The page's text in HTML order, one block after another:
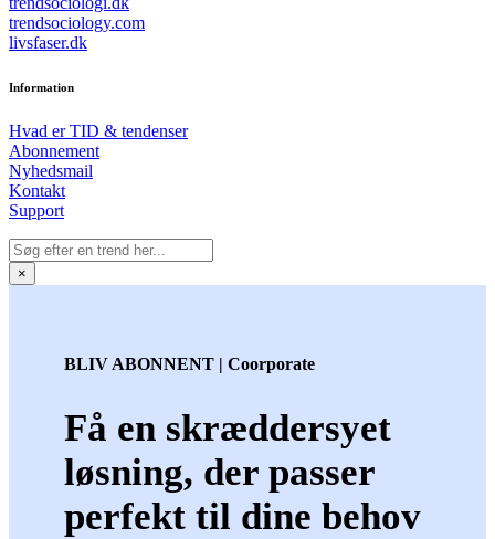
trendsociology.com
livsfaser.dk
Information
Hvad er TID & tendenser
Abonnement
Nyhedsmail
Kontakt
Support
×
BLIV ABONNENT | Coorporate
Få en skræddersyet
løsning, der passer
perfekt til dine behov